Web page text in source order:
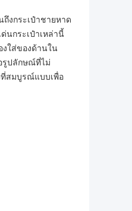
งกระเป๋าชายหาด
นกระเป๋าเหล่านี้
ใส่ของด้านใน
รูปลักษณ์ที่ไม่
ที่สมบูรณ์แบบเพื่อ